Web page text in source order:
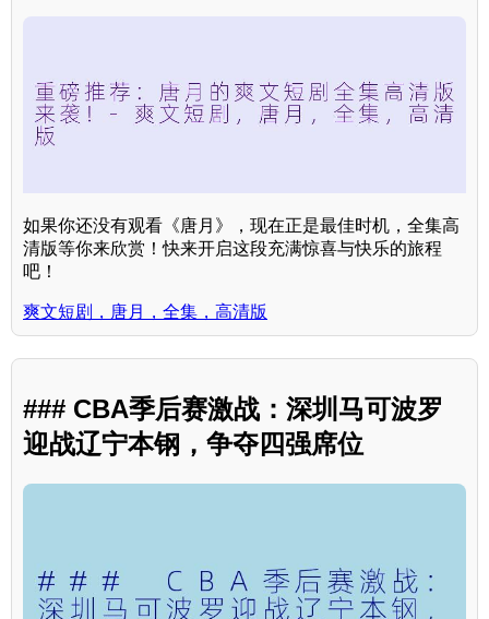
如果你还没有观看《唐月》，现在正是最佳时机，全集高
清版等你来欣赏！快来开启这段充满惊喜与快乐的旅程
吧！
爽文短剧，唐月，全集，高清版
### CBA季后赛激战：深圳马可波罗
迎战辽宁本钢，争夺四强席位